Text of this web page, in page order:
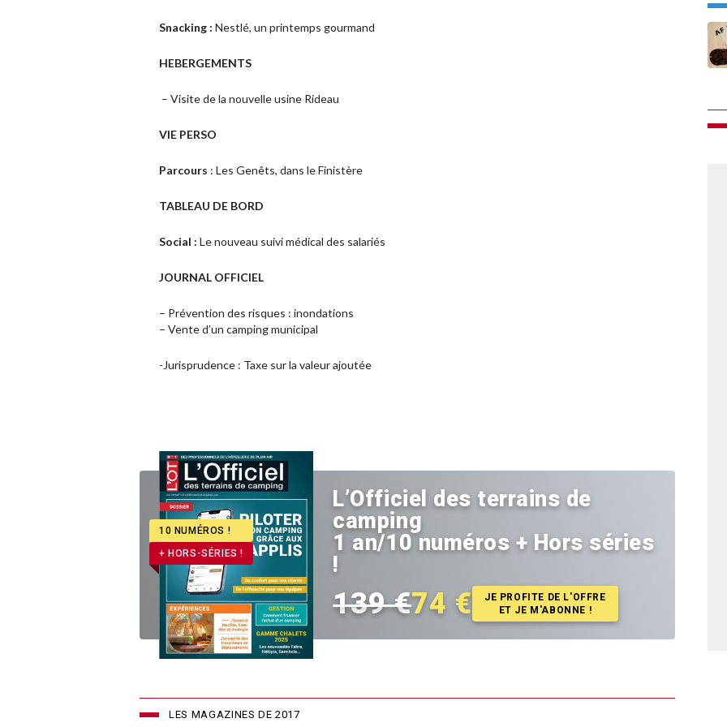
Snacking : Nestlé, un printemps gourmand
HEBERGEMENTS
– Visite de la nouvelle usine Rideau
VIE PERSO
Parcours : Les Genêts, dans le Finistère
TABLEAU DE BORD
Social : Le nouveau suivi médical des salariés
JOURNAL OFFICIEL
– Prévention des risques : inondations
– Vente d’un camping municipal
-Jurisprudence : Taxe sur la valeur ajoutée
10 NUMÉROS !
+ HORS-SÉRIES !
L’Officiel des terrains de
camping
1 an/10 numéros + Hors séries
!
139 €74 €
JE PROFITE DE L'OFFRE
ET JE M'ABONNE !
LES MAGAZINES DE 2017